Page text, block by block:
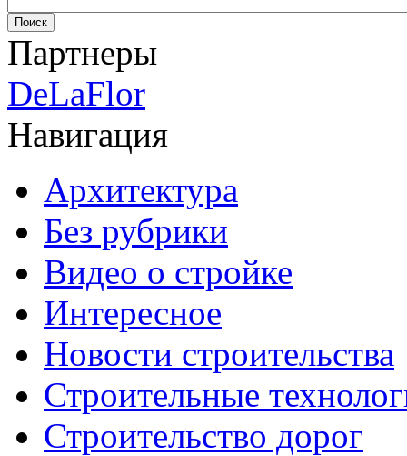
Партнеры
DeLaFlor
Навигация
Архитектура
Без рубрики
Видео о стройке
Интересное
Новости строительства
Строительные
Строительство дорог